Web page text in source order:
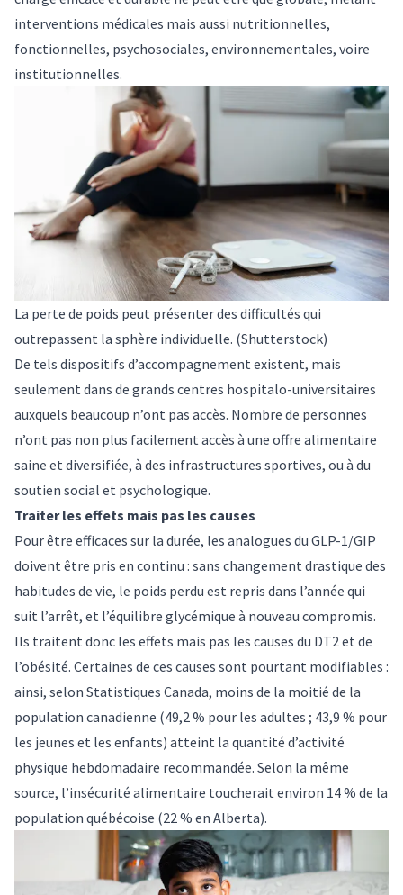
interventions médicales mais aussi nutritionnelles,
fonctionnelles, psychosociales, environnementales, voire
institutionnelles.
La perte de poids peut présenter des difficultés qui
outrepassent la sphère individuelle. (Shutterstock)
De tels dispositifs d’accompagnement existent, mais
seulement dans de grands centres hospitalo-universitaires
auxquels beaucoup n’ont pas accès. Nombre de personnes
n’ont pas non plus facilement accès à une offre alimentaire
saine et diversifiée, à des infrastructures sportives, ou à du
soutien social et psychologique.
Traiter les effets mais pas les causes
Pour être efficaces sur la durée, les analogues du GLP-1/GIP
doivent être pris en continu : sans changement drastique des
habitudes de vie, le poids perdu est repris dans l’année qui
suit l’arrêt, et l’équilibre glycémique à nouveau compromis.
Ils traitent donc les effets mais pas les causes du DT2 et de
l’obésité. Certaines de ces causes sont pourtant modifiables :
ainsi, selon Statistiques Canada, moins de la moitié de la
population canadienne (49,2 % pour les adultes ; 43,9 % pour
les jeunes et les enfants) atteint la quantité d’activité
physique hebdomadaire recommandée. Selon la même
source, l’insécurité alimentaire toucherait environ 14 % de la
population québécoise (22 % en Alberta).